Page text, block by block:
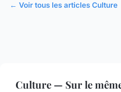
← Voir tous les articles Culture
Culture — Sur le